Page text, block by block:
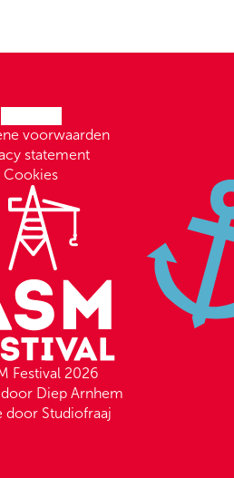
Festival 2026
Diep Arnhem
door Studiofraaj
voorwaarden
statement
Cookies